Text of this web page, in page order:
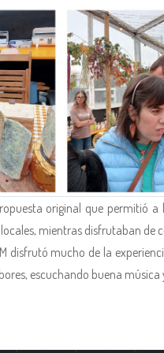
original que permitió a
mientras disfrutaban de
disfrutó mucho de la
escuchando buena